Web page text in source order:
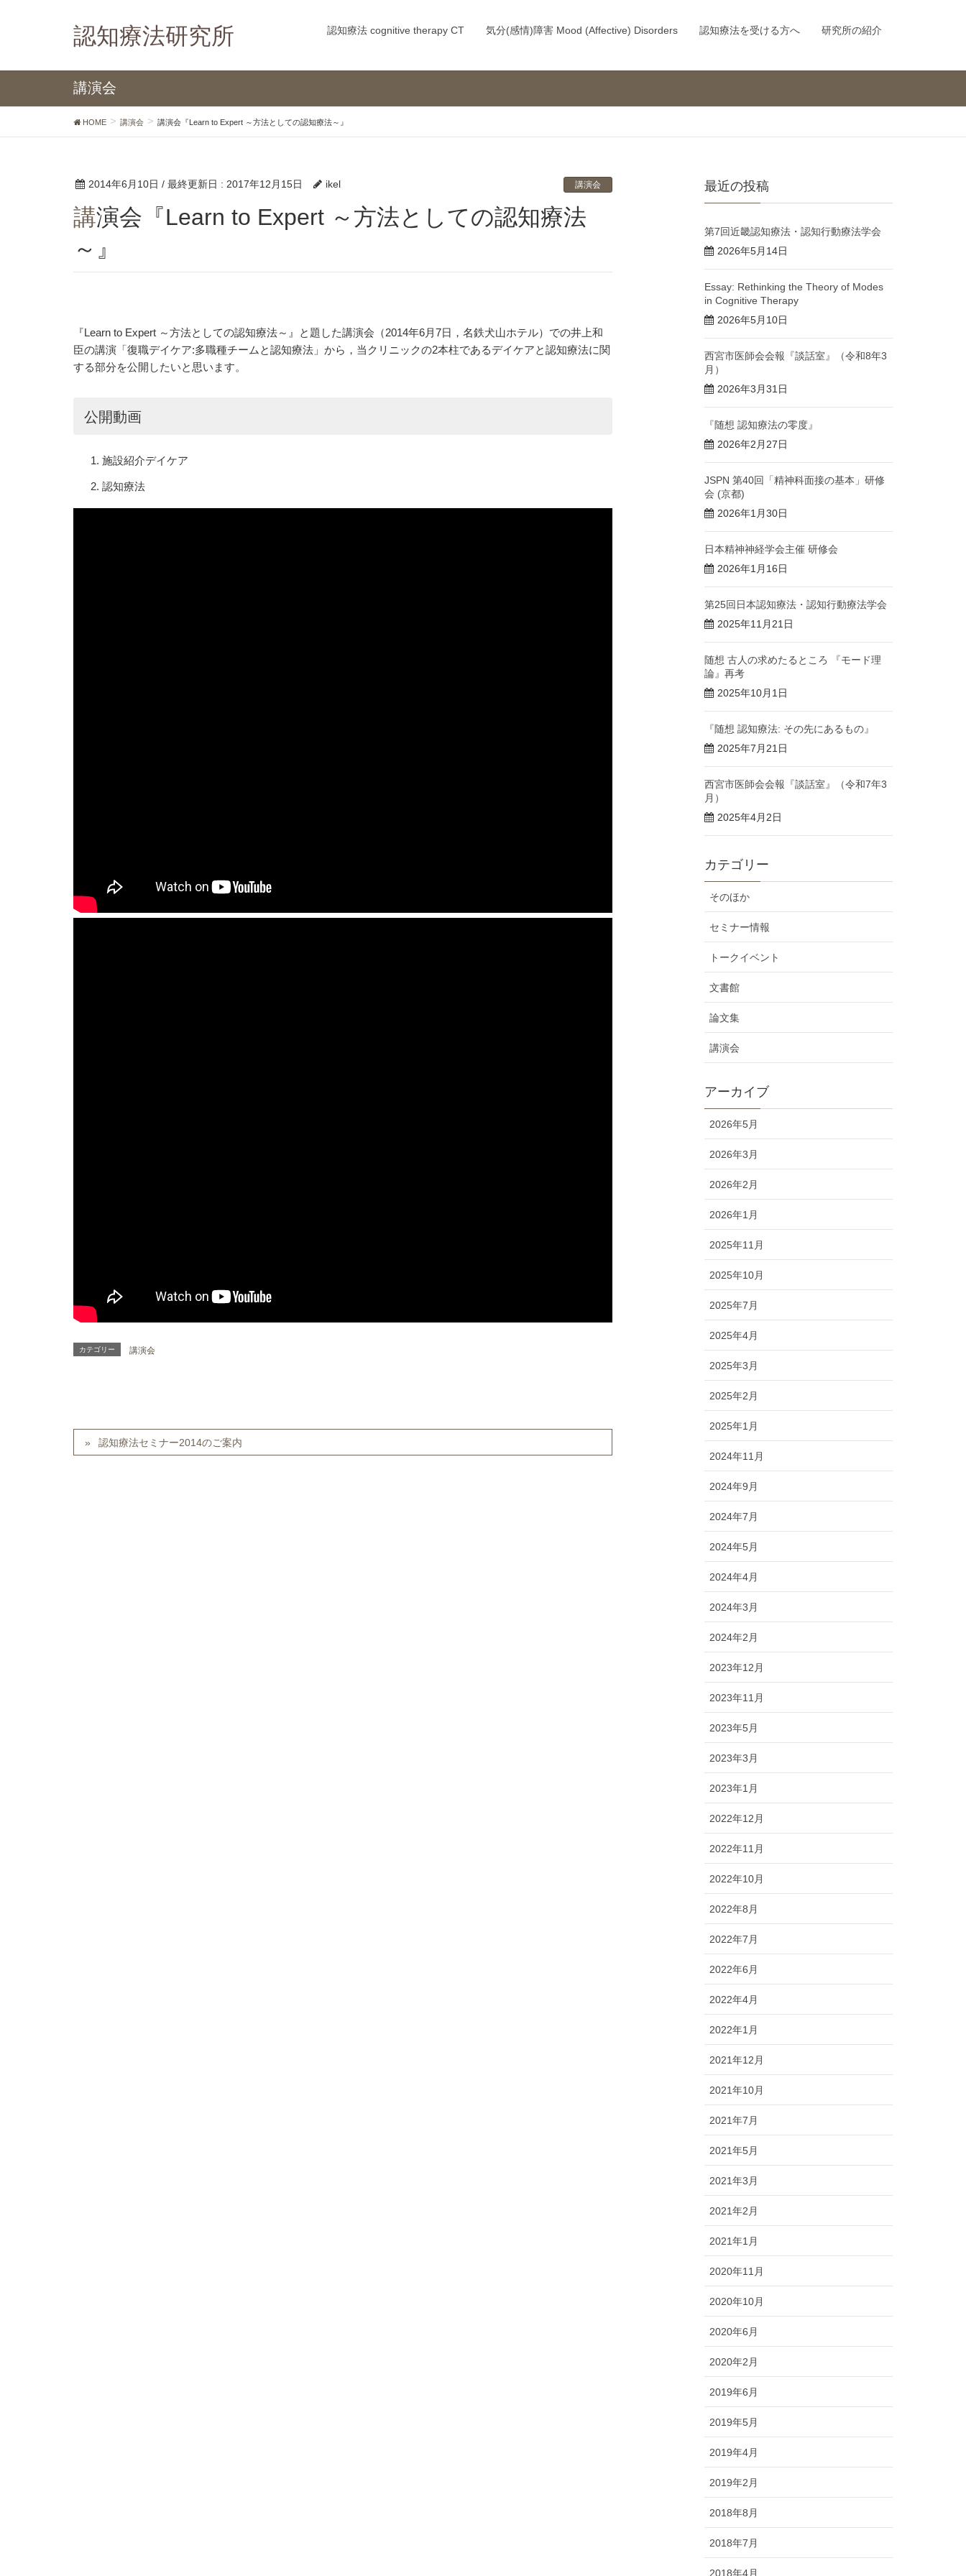
認知療法研究所 認知療法 cognitive therapy CT 気分(感情)障害 Mood (Affective) Disorders 認知療法を受ける方へ 研究所の紹介
講演会
HOME 講演会 講演会『Learn to Expert ～方法としての認知療法～』
2014年6月10日 / 最終更新日 : 2017年12月15日 ikel 講演会
講演会『Learn to Expert ～方法としての認知療法
～』
『Learn to Expert ～方法としての認知療法～』と題した講演会（2014年6月7日，名鉄犬山ホテル）での井上和
臣の講演「復職デイケア:多職種チームと認知療法」から，当クリニックの2本柱であるデイケアと認知療法に関
する部分を公開したいと思います。
公開動画
施設紹介デイケア
認知療法
カテゴリー 講演会
認知療法セミナー2014のご案内
最近の投稿
第7回近畿認知療法・認知行動療法学会
2026年5月14日
Essay: Rethinking the Theory of Modes
in Cognitive Therapy
2026年5月10日
西宮市医師会会報『談話室』（令和8年3
月）
2026年3月31日
『随想 認知療法の零度』
2026年2月27日
JSPN 第40回「精神科面接の基本」研修
会 (京都)
2026年1月30日
日本精神神経学会主催 研修会
2026年1月16日
第25回日本認知療法・認知行動療法学会
2025年11月21日
随想 古人の求めたるところ 『モード理
論』再考
2025年10月1日
『随想 認知療法: その先にあるもの』
2025年7月21日
西宮市医師会会報『談話室』（令和7年3
月）
2025年4月2日
カテゴリー
そのほか
セミナー情報
トークイベント
文書館
論文集
講演会
アーカイブ
2026年5月
2026年3月
2026年2月
2026年1月
2025年11月
2025年10月
2025年7月
2025年4月
2025年3月
2025年2月
2025年1月
2024年11月
2024年9月
2024年7月
2024年5月
2024年4月
2024年3月
2024年2月
2023年12月
2023年11月
2023年5月
2023年3月
2023年1月
2022年12月
2022年11月
2022年10月
2022年8月
2022年7月
2022年6月
2022年4月
2022年1月
2021年12月
2021年10月
2021年7月
2021年5月
2021年3月
2021年2月
2021年1月
2020年11月
2020年10月
2020年6月
2020年2月
2019年6月
2019年5月
2019年4月
2019年2月
2018年8月
2018年7月
2018年4月